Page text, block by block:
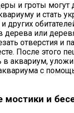
и гроты могут
и стать
других
дерева или
отверстия и
После этого
аквариум,
с
мостики и